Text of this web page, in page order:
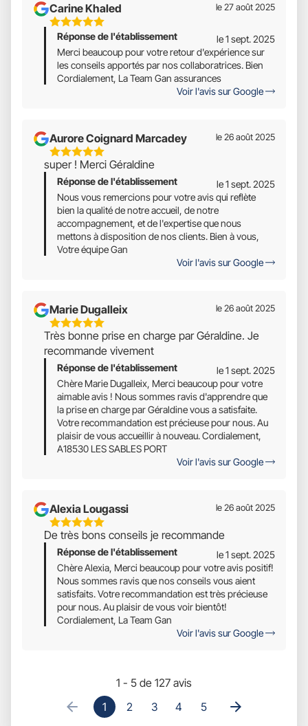
Carine Khaled
5
Étoiles
Sur
le 27 août 2025
Réponse de l'établissement
le 1 sept. 2025
Merci beaucoup pour votre retour d'expérience sur
les conseils apportés par nos collaboratrices. Bien
Cordialement, La Team Gan assurances
Voir l'avis sur Google
Aurore Coignard Marcadey
5
Étoiles
Sur
le 26 août 2025
super ! Merci Géraldine
Réponse de l'établissement
le 1 sept. 2025
Nous vous remercions pour votre avis qui reflète
bien la qualité de notre accueil, de notre
accompagnement, et de l'expertise que nous
mettons à disposition de nos clients. Bien à vous,
Votre équipe Gan
Voir l'avis sur Google
Marie Dugalleix
5
Étoiles
Sur
le 26 août 2025
Très bonne prise en charge par Géraldine. Je
recommande vivement
Réponse de l'établissement
le 1 sept. 2025
Chère Marie Dugalleix, Merci beaucoup pour votre
aimable avis ! Nous sommes ravis d'apprendre que
la prise en charge par Géraldine vous a satisfaite.
Votre recommandation est précieuse pour nous. Au
plaisir de vous accueillir à nouveau. Cordialement,
A18530 LES SABLES PORT
Voir l'avis sur Google
Alexia Lougassi
5
Étoiles
Sur
le 26 août 2025
De très bons conseils je recommande
Réponse de l'établissement
le 1 sept. 2025
Chère Alexia, Merci beaucoup pour votre avis positif!
Nous sommes ravis que nos conseils vous aient
satisfaits. Votre recommandation est très précieuse
pour nous. Au plaisir de vous voir bientôt!
Cordialement, La Team Gan
Voir l'avis sur Google
1 - 5 de 127 avis
1
2 3 4 5